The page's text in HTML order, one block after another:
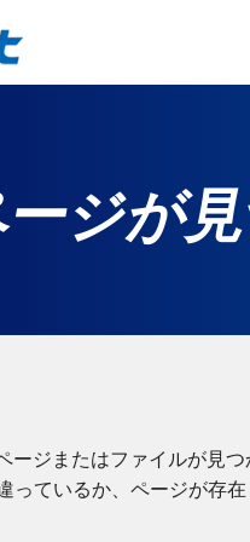
ジが
ージまたはファイルが見
っているか、ページが存